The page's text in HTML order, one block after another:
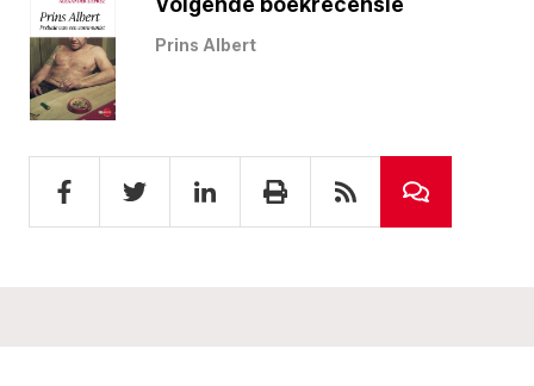
Prins Albert